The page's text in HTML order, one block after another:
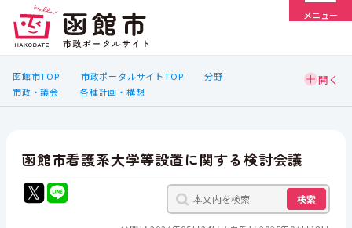
メニュー
函館市TOP 市政ポータルサイトTOP
分野
市政・議会
各種計画・構想
函館市看護系大学等設置に関する検討会議
検索